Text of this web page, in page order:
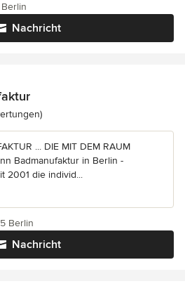
Nachricht
Berlin
5 von 5 Sternen
... DIE MIT DEM RAUM
Badmanufaktur in Berlin -
2001 die individ...
Nachricht
Berlin